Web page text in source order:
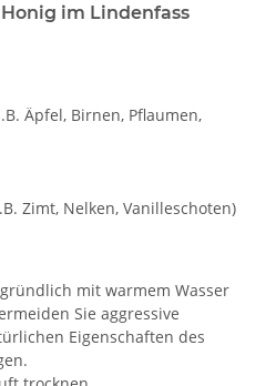
im Lindenfass
Äpfel, Birnen, Pflaumen,
Zimt, Nelken, Vanilleschoten)
mit warmem Wasser
Sie aggressive
Eigenschaften des